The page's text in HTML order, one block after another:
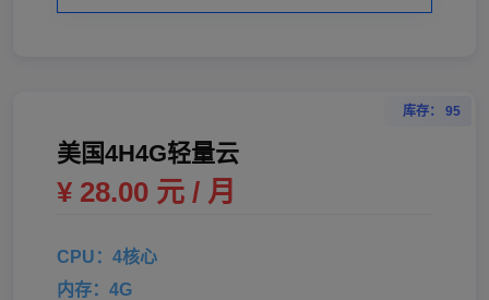
库存： 95
美国4H4G轻量云
¥ 28.00 元 / 月
CPU：4核心
内存：4G